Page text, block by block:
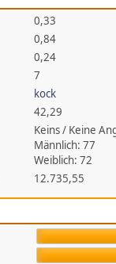
0,33
0,84
0,24
7
kock
42,29
Keins / Keine
Männlich: 77
Weiblich: 72
12.735,55